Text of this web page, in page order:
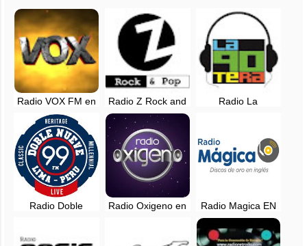
Radio VOX FM en
vivo - Arequipa,
Perú
Radio Z Rock and
Pop EN VIVO -
Lima, Perú
Radio La
Radio Doble
Radio Oxigeno en
Radio Magica EN
VIVO - 88.3 FM -
Lima, Perú